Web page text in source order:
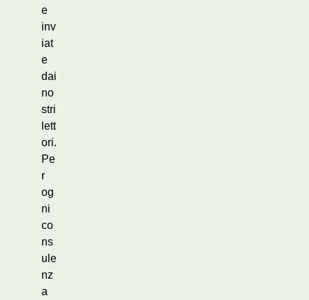
e
inv
iat
e
dai
no
stri
lett
ori.
Pe
r
og
ni
co
ns
ule
nz
a